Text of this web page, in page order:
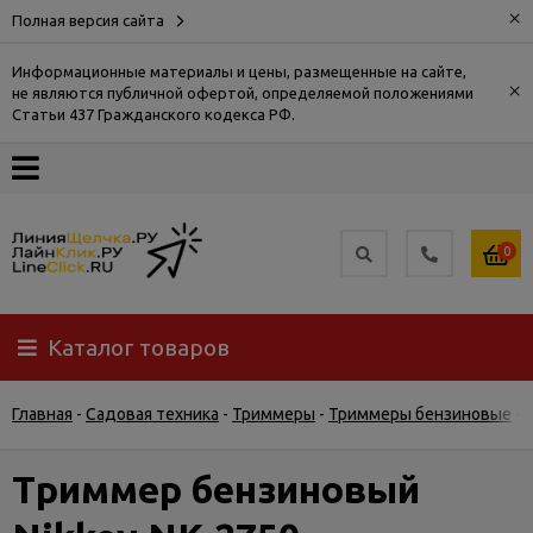
Полная версия сайта ×
Информационные материалы и цены, размещенные на сайте,
не являются публичной офертой, определяемой положениями
Статьи 437 Гражданского кодекса РФ.
×
О
Доставка
Самовывоз
Гарантия
0
Каталог товаров
Главная - Садовая техника - Триммеры - Триммеры бензиновые
Триммер бензиновый